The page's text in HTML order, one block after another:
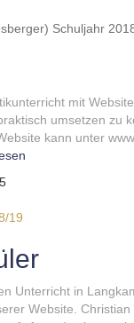
Schuljahr
mit
umsetzen zu
kann unter
19
Unterricht in
Website.